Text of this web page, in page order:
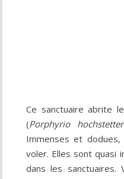
Ce sanctuaire abrite
(Porphyrio
Immenses et
voler. Elles sont quasi
dans les sanctuaires.